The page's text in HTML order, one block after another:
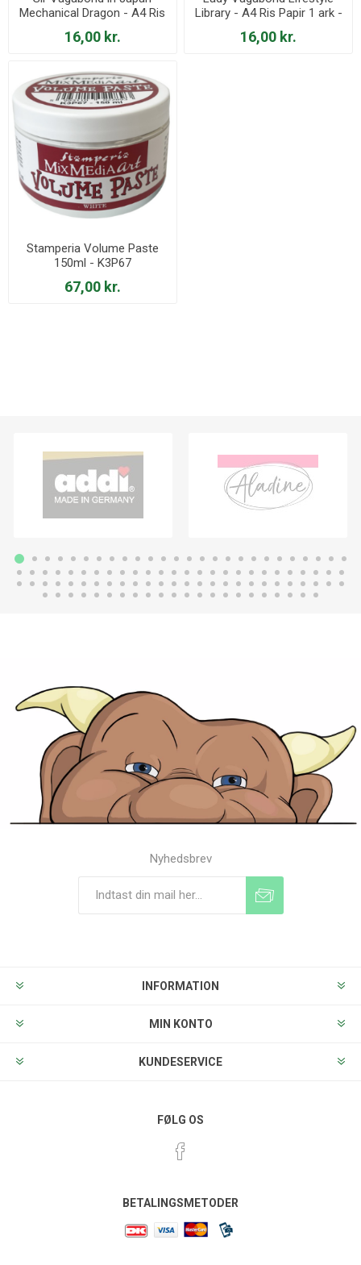
Mechanical Dragon - A4 Ris
Papir 1 ark - DFSA4608
16,00 kr.
Library - A4 Ris Papir 1 ark -
DFSA4645
16,00 kr.
Stamperia Volume Paste
150ml - K3P67
67,00 kr.
Nyhedsbrev
INFORMATION
MIN KONTO
KUNDESERVICE
FØLG OS
BETALINGSMETODER